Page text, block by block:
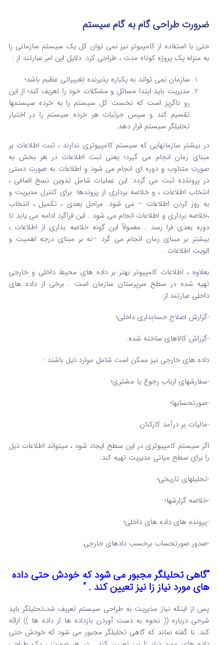
ضرورت طراحی گام به گام سیستم
حتی با استفاده از کامپیوتر نیز نمی توان کل یک سیستم سازمانی را
به منزله یک پروژه کوتاه مدت ، طراحی کرد. دلایل این امر عبارتند از :
سازمان نمی تواند به یکباره پذیرنده تغییراتی عظیم باشد؛
مدیریت باید ابتدا مسائل و مشکلات خود را تعریف کند؛ از این
رو ناگریز است که نخست کل سیستم را به خرده سیستمها
تقسیم کند و سپس جزئیات هر خرده سیستم را در اختیار
تحلیلگر سیستم قرار دهد.
در بیشتر سازمانهایی که سیستم کامپیوتری ندارند ، ثبت اطلاعات بر
مبنای زمان انجام می گیرد؛ یعنی ثبت اطلاعات در هر بخش به
صورت متناوب و دوره ای انجام می شود و اطلاعات به صورت دستی
در پرونذده ثبت می گردد. این عملیات شامل تدوین نسخ اضافی ،
انتخاب اطلاعات ، و خلاصه برداری از پروندها- برای کنترل مدیریت و
به روز کردن اطلاعات – می شود. مراحل بعدی ، تکمیل ، انتخاب
،خلاصه برداری و اطلاعات انجام می شود . این فراگرد ادامه می یابد تا
دوره بعدی فرا رسد . معمولاً این گونه خلاصه بداری از اطلاعات ،
بیشتر بر مبنای زمان انجام می گرد –نه بر مبنای درجه اهمیت و
الویت اطلاعات .
بعلاوه ، اطلاعات کامپیوتر بهتر بر داده های محیط داخلی و خارجی
تهیه شده در سطح سرپرستان سازمان است . برخی از داده های
داخلی عبارتند از:
-گزارش اصلاح حسابداری داخلی؛
-گزراش کالاهای ساخته شده.
داده های خارجی نیز ممکن است شامل موارد ذیل باشند :
-سفارشهای ارباب رجوع یا مشتری؛
-صورتحسابها؛
-مالیات بر درآمد کارکنان.
اگر سیستم کامپیوتری در این سطح ایجاد شود ، میتواند اطلاعات ذیل
را برای سطح میانی مدیریت تهیه کند:
-تحلیلهای تاریخی؛
-خلاصه گزارشها؛
-پرونده های داده های داخلی؛
-صدور صورتحساب برحسب دادهای خارجی.
“گاهی تحلیلگر مجبور می شود که خودش حتی داده
های مورد نیاز زا نیز تعیین کند . “
پس از اینکه نیاز مدیریت به طراحی سیستم تعریف شد،تحلیلگر باید
شرحی درباره (( نحوه به دست آوردن بازداده ها از داده ها )) ارائه
کند. نا گفته نماند که گاهی تحلیلگر مجبور می شود که خودش حتی